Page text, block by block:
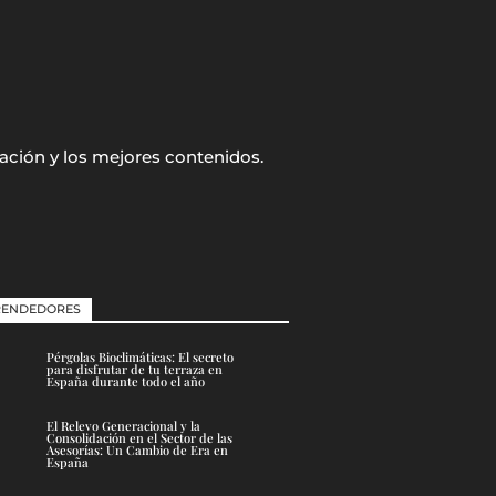
y los mejores contenidos.
Pérgolas Bioclimáticas: El secreto
para disfrutar de tu terraza en
España durante todo el año
El Relevo Generacional y la
Consolidación en el Sector de las
Asesorías: Un Cambio de Era en
España